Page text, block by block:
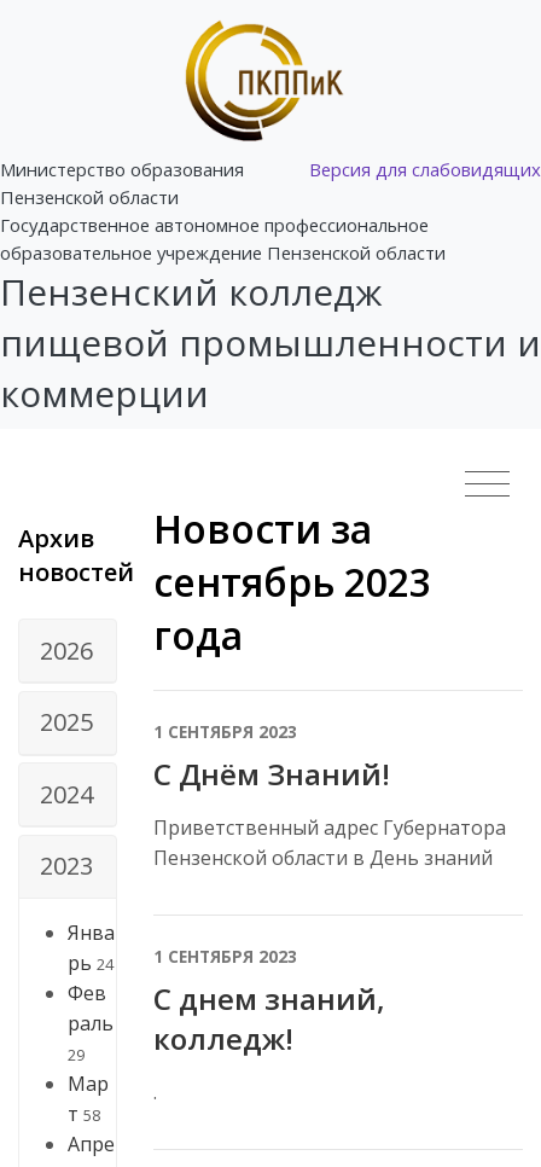
Версия для слабовидящих
Министерство образования
Пензенской области
Государственное автономное профессиональное
образовательное учреждение Пензенской области
Пензенский колледж
пищевой промышленности и
коммерции
Архив
новостей
2026
2025
2024
2023
Янва
рь 24
Фев
раль
29
Мар
т 58
Апре
Новости за
сентябрь 2023
года
1 СЕНТЯБРЯ 2023
С Днём Знаний!
Приветственный адрес Губернатора
Пензенской области в День знаний
1 СЕНТЯБРЯ 2023
С днем знаний,
колледж!
.